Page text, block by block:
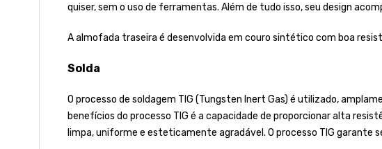
quiser, sem o uso de ferramentas. Além de tudo isso, seu design
A almofada traseira é desenvolvida em couro sintético com boa
Solda
O processo de soldagem TIG (Tungsten Inert Gas) é utilizado,
benefícios do processo TIG é a capacidade de proporcionar alta
limpa, uniforme e esteticamente agradável. O processo TIG garante